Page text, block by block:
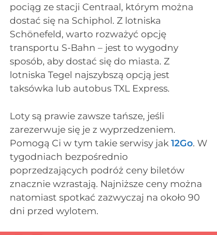
pociąg ze stacji Centraal, którym można
dostać się na Schiphol. Z lotniska
Schönefeld, warto rozważyć opcję
transportu S-Bahn – jest to wygodny
sposób, aby dostać się do miasta. Z
lotniska Tegel najszybszą opcją jest
taksówka lub autobus TXL Express.
Loty są prawie zawsze tańsze, jeśli
zarezerwuje się je z wyprzedzeniem.
Pomogą Ci w tym takie serwisy jak 12Go. W
tygodniach bezpośrednio
poprzedzających podróż ceny biletów
znacznie wzrastają. Najniższe ceny można
natomiast spotkać zazwyczaj na około 90
dni przed wylotem.